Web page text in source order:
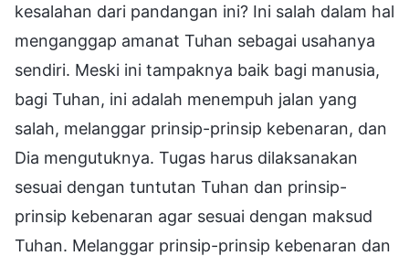
kesalahan dari pandangan ini? Ini salah dalam hal
menganggap amanat Tuhan sebagai usahanya
sendiri. Meski ini tampaknya baik bagi manusia,
bagi Tuhan, ini adalah menempuh jalan yang
salah, melanggar prinsip-prinsip kebenaran, dan
Dia mengutuknya. Tugas harus dilaksanakan
sesuai dengan tuntutan Tuhan dan prinsip-
prinsip kebenaran agar sesuai dengan maksud
Tuhan. Melanggar prinsip-prinsip kebenaran dan